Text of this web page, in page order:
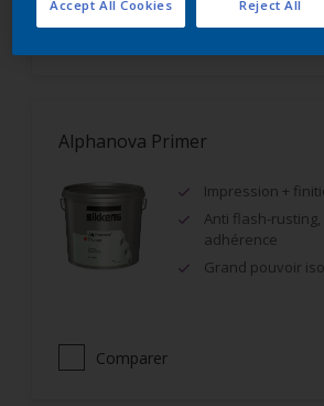
Comparer
Alphanova Primer
Impression +
Anti flash-
adhérence
Grand pouvoir
Comparer
Reject All
Accept All Cookies